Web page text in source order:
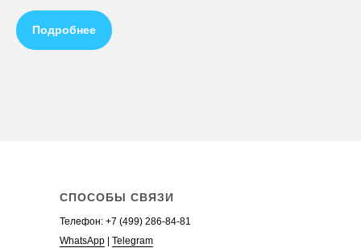
Подробнее
СПОСОБЫ СВЯЗИ
Телефон: +7 (499) 286-84-81
WhatsApp
Telegram
Ведение рекламы в Яндекс.Директ
Настройка рекламы в Яндекс.Директ
Стоимость рекламы в Яндекс.Директ